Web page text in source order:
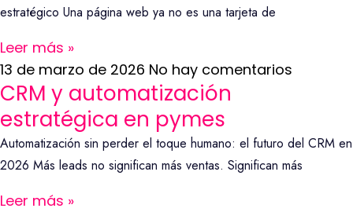
estratégico Una página web ya no es una tarjeta de
Leer más »
13 de marzo de 2026 No hay comentarios
CRM y automatización
estratégica en pymes
Automatización sin perder el toque humano: el futuro del CRM en
2026 Más leads no significan más ventas. Significan más
Leer más »